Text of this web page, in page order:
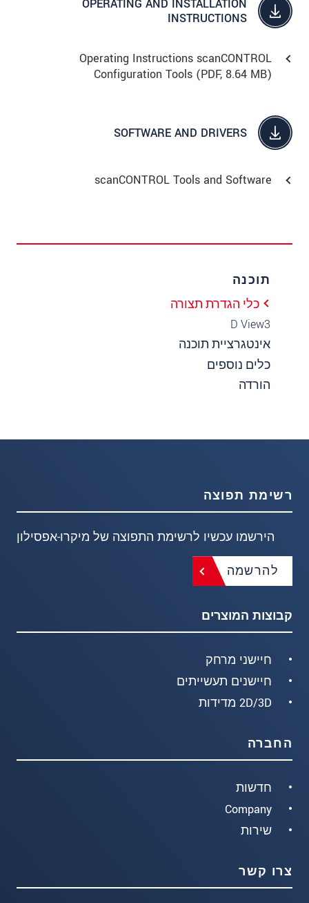
OPERATING AND INSTALLATION
INSTRUCTIONS
Operating Instructions scanCONTROL
Configuration Tools (PDF, 8.64 MB)
SOFTWARE AND DRIVERS
scanCONTROL Tools and Software
תוכנה
כלי הגדרת תצורה
3‏D View
אינטגרציית תוכנה
כלים נוספים
הורדה
רשימת תפוצה
הירשמו עכשיו לרשימת התפוצה של מיקרו-אפסילון
להרשמה
קבוצות המוצרים
חיישני מרחק
חיישנים תעשייתים
2D/3D מדידות
החברה
חדשות
Company
שירות
צרו קשר